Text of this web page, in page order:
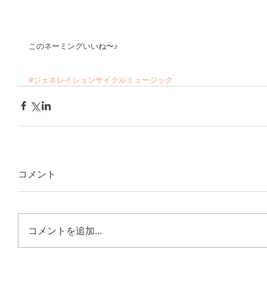
このネーミングいいね〜♪
#ジェネレイションサイクルミュージック
コメント
コメントを追加…